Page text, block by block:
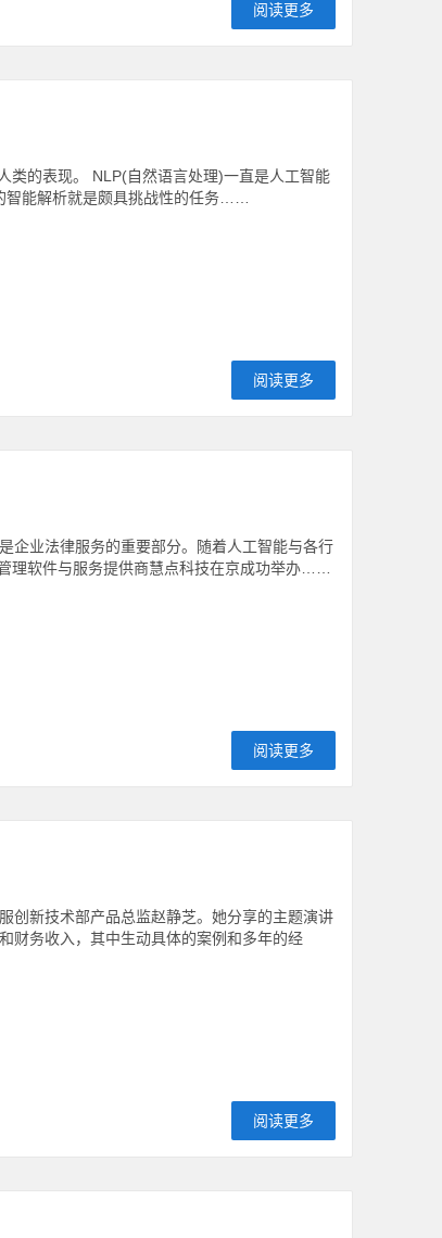
阅读更多
类的表现。 NLP(自然语言处理)一直是人工智能
智能解析就是颇具挑战性的任务……
阅读更多
企业法律服务的重要部分。随着人工智能与各行
理软件与服务提供商慧点科技在京成功举办……
阅读更多
创新技术部产品总监赵静芝。她分享的主题演讲
财务收入，其中生动具体的案例和多年的经
阅读更多